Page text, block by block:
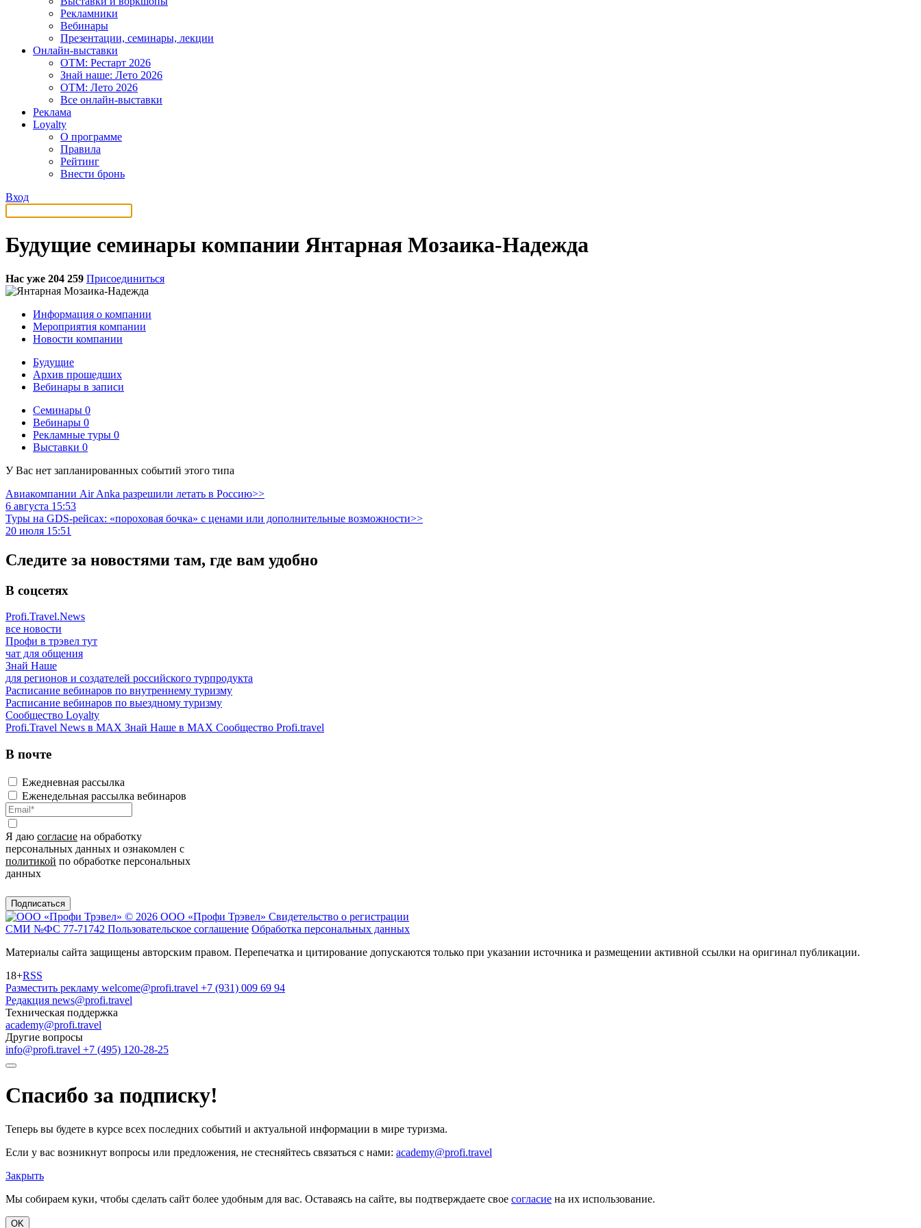
Рекламники
Вебинары
Презентации, семинары, лекции
Онлайн-выставки
OTM: Рестарт 2026
Знай наше: Лето 2026
OTM: Лето 2026
Все онлайн-выставки
Реклама
Loyalty
О программе
Правила
Рейтинг
Внести бронь
Вход
Будущие семинары компании Янтарная Мозаика-Надежда
Нас уже 204 259 Присоединиться
Информация о компании
Мероприятия компании
Новости компании
Будущие
Архив прошедших
Вебинары в записи
Семинары 0
Вебинары 0
Рекламные туры 0
Выставки 0
У Вас нет запланированных событий этого типа
Авиакомпании Air Anka разрешили летать в Россию>>
6 августа 15:53
Туры на GDS-рейсах: «пороховая бочка» с ценами или дополнительные возможности>>
20 июля 15:51
Следите за новостями там, где вам удобно
В соцсетях
Profi.Travel.News
все новости
Профи в трэвел тут
чат для общения
Знай Наше
для регионов и создателей российского турпродукта
Расписание вебинаров по внутреннему туризму
Расписание вебинаров по выездному туризму
Сообщество Loyalty
Profi.Travel News в MAX Знай Наше в MAX Сообщество Profi.travel
В почте
Ежедневная рассылка
Еженедельная рассылка вебинаров
Я даю согласие на обработку
персональных данных и ознакомлен с
политикой по обработке персональных
данных
Подписаться
© 2026 ООО «Профи Трэвeл» Свидетельство о регистрации
СМИ №ФС 77-71742 Пользовательское соглашение Обработка персональных данных
Материалы сайта защищены авторским правом. Перепечатка и цитирование допускаются только при указании источника и размещении активной ссылки на оригинал публикации.
18+RSS
Разместить рекламу welcome@profi.travel +7 (931) 009 69 94
Редакция news@profi.travel
Техническая поддержка
academy@profi.travel
Другие вопросы
info@profi.travel +7 (495) 120-28-25
Спасибо за подписку!
Теперь вы будете в курсе всех последних событий и актуальной информации в мире туризма.
Если у вас возникнут вопросы или предложения, не стесняйтесь связаться с нами: academy@profi.travel
Закрыть
Мы собираем куки, чтобы сделать сайт более удобным для вас. Оставаясь на сайте, вы подтверждаете свое согласие на их использование.
OK